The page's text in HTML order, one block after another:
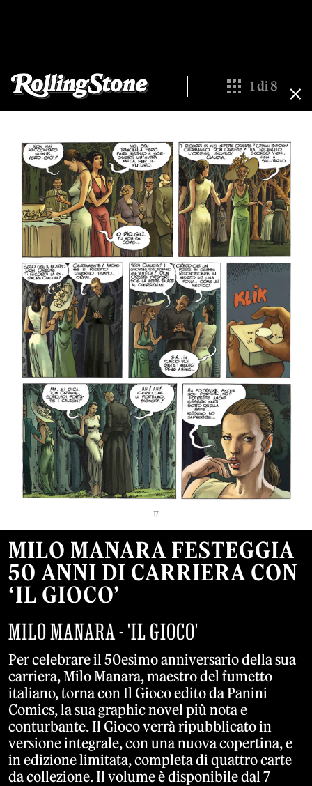
Show All
1di8
MILO MANARA FESTEGGIA
50 ANNI DI CARRIERA CON
‘IL GIOCO’
MILO MANARA - 'IL GIOCO'
Per celebrare il 50esimo anniversario della sua
carriera, Milo Manara, maestro del fumetto
italiano, torna con Il Gioco edito da Panini
Comics, la sua graphic novel più nota e
conturbante. Il Gioco verrà ripubblicato in
versione integrale, con una nuova copertina, e
in edizione limitata, completa di quattro carte
da collezione. Il volume è disponibile dal 7